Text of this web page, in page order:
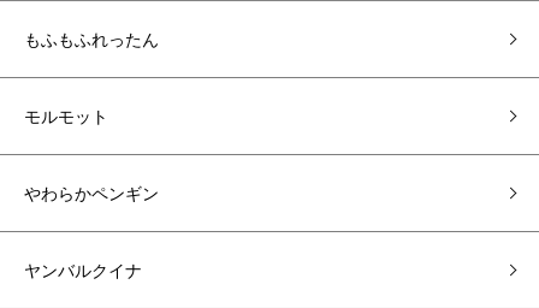
もふもふれったん
モルモット
やわらかペンギン
ヤンバルクイナ